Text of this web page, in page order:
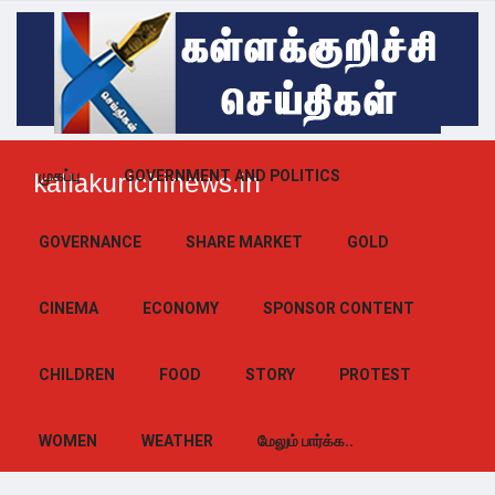
kallakurichinews.in
முகப்பு GOVERNMENT AND POLITICS
GOVERNANCE SHARE MARKET GOLD
CINEMA ECONOMY SPONSOR CONTENT
CHILDREN FOOD STORY PROTEST
WOMEN WEATHER மேலும் பார்க்க..